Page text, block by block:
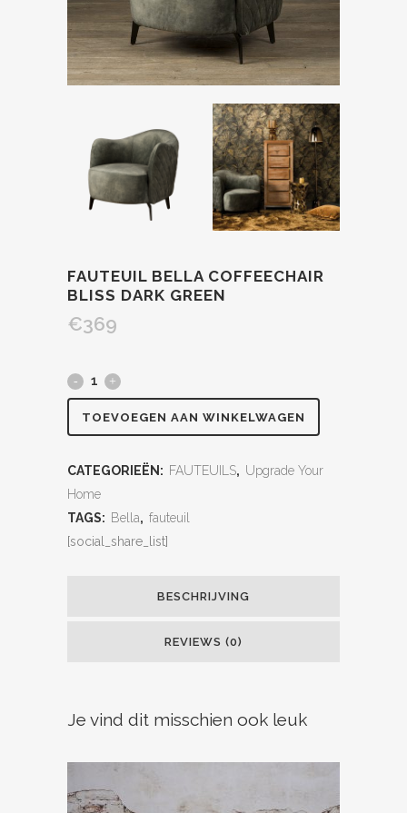
FAUTEUIL BELLA COFFEECHAIR
BLISS DARK GREEN
€369
TOEVOEGEN AAN WINKELWAGEN
CATEGORIEËN: FAUTEUILS, Upgrade Your
Home
TAGS: Bella, fauteuil
[social_share_list]
BESCHRIJVING
REVIEWS (0)
Je vind dit misschien ook leuk